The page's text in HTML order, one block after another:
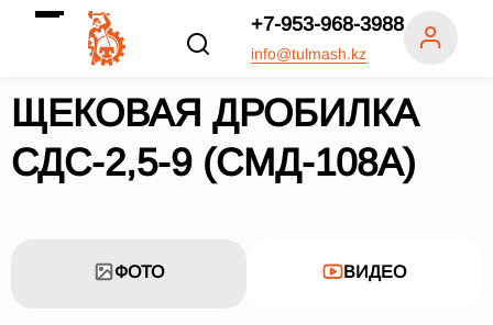
+7-953-968-3988
info@tulmash.kz
ЩЕКОВАЯ ДРОБИЛКА
СДС-2,5-9 (СМД-108А)
ФОТО ВИДЕО